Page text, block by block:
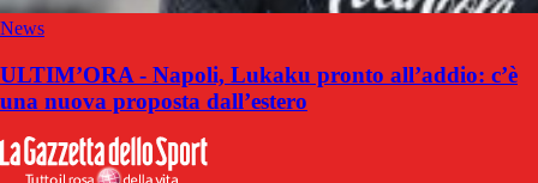
News
ULTIM’ORA - Napoli, Lukaku pronto all’addio: c’è
una nuova proposta dall’estero